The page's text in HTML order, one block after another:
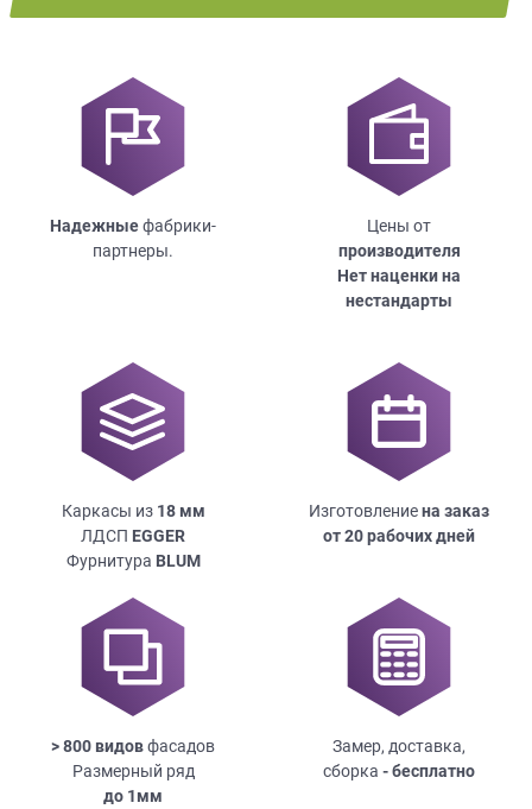
Надежныефабрики-
партнеры.
Цены от
производителя
Нет наценки на
нестандарты
Каркасы из 18мм
ЛДСП EGGER
Фурнитура BLUM
Изготовлениена заказ
от 20 рабочих дней
> 800 видовфасадов
Размерный ряд
до 1мм
Замер, доставка,
сборка - бесплатно